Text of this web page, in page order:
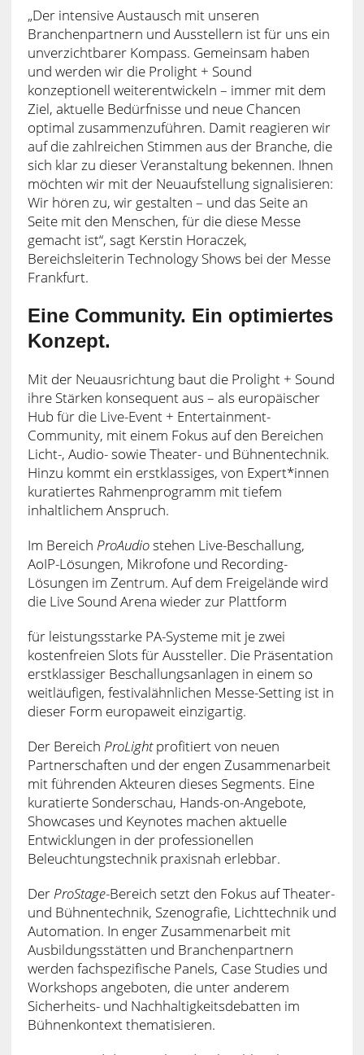
„Der intensive Austausch mit unseren
Branchenpartnern und Ausstellern ist für uns ein
unverzichtbarer Kompass. Gemeinsam haben
und werden wir die Prolight + Sound
konzeptionell weiterentwickeln – immer mit dem
Ziel, aktuelle Bedürfnisse und neue Chancen
optimal zusammenzuführen. Damit reagieren wir
auf die zahlreichen Stimmen aus der Branche, die
sich klar zu dieser Veranstaltung bekennen. Ihnen
möchten wir mit der Neuaufstellung signalisieren:
Wir hören zu, wir gestalten – und das Seite an
Seite mit den Menschen, für die diese Messe
gemacht ist“, sagt Kerstin Horaczek,
Bereichsleiterin Technology Shows bei der Messe
Frankfurt.
Eine Community. Ein optimiertes
Konzept.
Mit der Neuausrichtung baut die Prolight + Sound
ihre Stärken konsequent aus – als europäischer
Hub für die Live-Event + Entertainment-
Community, mit einem Fokus auf den Bereichen
Licht-, Audio- sowie Theater- und Bühnentechnik.
Hinzu kommt ein erstklassiges, von Expert*innen
kuratiertes Rahmenprogramm mit tiefem
inhaltlichem Anspruch.
Im Bereich ProAudiostehen Live-Beschallung,
AoIP-Lösungen, Mikrofone und Recording-
Lösungen im Zentrum. Auf dem Freigelände wird
die Live Sound Arena wieder zur Plattform
für leistungsstarke PA-Systeme mit je zwei
kostenfreien Slots für Aussteller. Die Präsentation
erstklassiger Beschallungsanlagen in einem so
weitläufigen, festivalähnlichen Messe-Setting ist in
dieser Form europaweit einzigartig.
Der Bereich ProLightprofitiert von neuen
Partnerschaften und der engen Zusammenarbeit
mit führenden Akteuren dieses Segments. Eine
kuratierte Sonderschau, Hands-on-Angebote,
Showcases und Keynotes machen aktuelle
Entwicklungen in der professionellen
Beleuchtungstechnik praxisnah erlebbar.
Der ProStage-Bereich setzt den Fokus auf Theater-
und Bühnentechnik, Szenografie, Lichttechnik und
Automation. In enger Zusammenarbeit mit
Ausbildungsstätten und Branchenpartnern
werden fachspezifische Panels, Case Studies und
Workshops angeboten, die unter anderem
Sicherheits- und Nachhaltigkeitsdebatten im
Bühnenkontext thematisieren.